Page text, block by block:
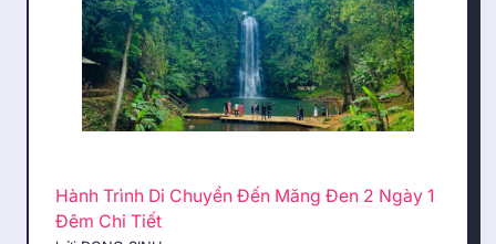
Hành Trình Di Chuyển Đến Măng Đen 2 Ngày 1
Đêm Chi Tiết